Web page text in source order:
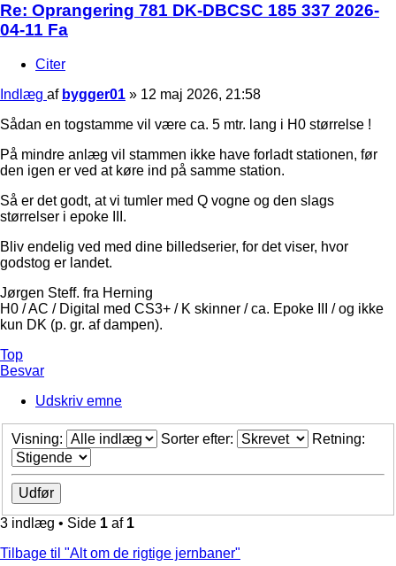
Re: Oprangering 781 DK-DBCSC 185 337 2026-
04-11 Fa
Citer
Indlæg af bygger01 » 12 maj 2026, 21:58
Sådan en togstamme vil være ca. 5 mtr. lang i H0 størrelse !
På mindre anlæg vil stammen ikke have forladt stationen, før
den igen er ved at køre ind på samme station.
Så er det godt, at vi tumler med Q vogne og den slags
størrelser i epoke III.
Bliv endelig ved med dine billedserier, for det viser, hvor
godstog er landet.
Jørgen Steff. fra Herning
H0 / AC / Digital med CS3+ / K skinner / ca. Epoke III / og ikke
kun DK (p. gr. af dampen).
Top
Besvar
Udskriv emne
Visning: Sorter efter: Retning:
3 indlæg • Side 1 af 1
Tilbage til "Alt om de rigtige jernbaner"